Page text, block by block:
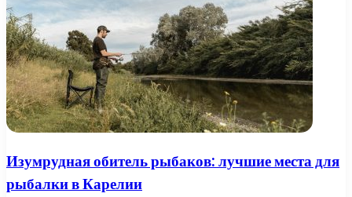
Изумрудная обитель рыбаков: лучшие места для
рыбалки в Карелии